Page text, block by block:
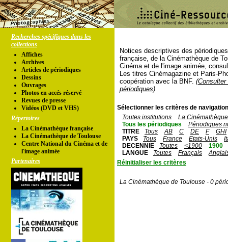
Recherches spécifiques dans les
collections
Affiches
Archives
Articles de périodiques
Dessins
Ouvrages
Photos en accés réservé
Revues de presse
Vidéos (DVD et VHS)
Répertoires
La Cinémathèque française
La Cinémathèque de Toulouse
Centre National du Cinéma et de
l'image animée
Partenaires
Notices descriptives des
française, de la Cinémathèque de
Cinéma et de l'image animée,
Les titres Cinémagazine et Paris-
coopération avec la BNF.
périodiques)
Sélectionner les critères de
Toutes institutions
La
Tous les périodiques
Périodiques
TITRE
Tous AB C DE F
GHI
PAYS
Tous France Etats-Unis
DECENNIE
Toutes <1900
1900
LANGUE
Toutes Français
Réinitialiser les critères
La Cinémathèque de Toulouse - 0